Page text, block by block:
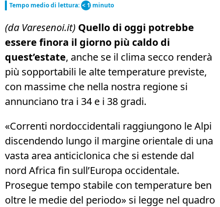
Tempo medio di lettura: < 1 minuto
(da Varesenoi.it) Quello di oggi potrebbe
essere finora il giorno più caldo di
quest’estate, anche se il clima secco renderà
più sopportabili le alte temperature previste,
con massime che nella nostra regione si
annunciano tra i 34 e i 38 gradi.
«Correnti nordoccidentali raggiungono le Alpi
discendendo lungo il margine orientale di una
vasta area anticiclonica che si estende dal
nord Africa fin sull’Europa occidentale.
Prosegue tempo stabile con temperature ben
oltre le medie del periodo» si legge nel quadro